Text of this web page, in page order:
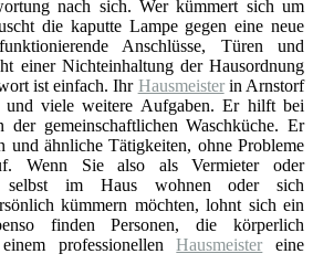
nach sich. Wer kümmert sich um
die kaputte Lampe gegen eine neue
Anschlüsse, Türen und
einer Nichteinhaltung der Hausordnung
ist einfach. Ihr Hausmeisterin Arnstorf
und viele weitere Aufgaben. Er hilft bei
der gemeinschaftlichen Waschküche. Er
und ähnliche Tätigkeiten, ohne Probleme
Wenn Sie also als Vermieter oder
selbst im Haus wohnen oder sich
kümmern möchten, lohnt sich ein
finden Personen, die körperlich
professionellenHausmeister eine